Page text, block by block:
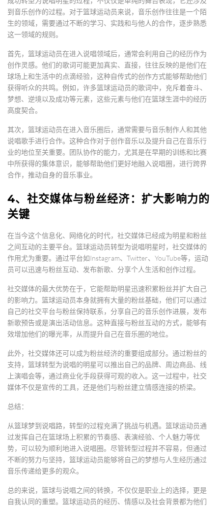
到音乐创作的过程。对于篮球运动员来说，音乐创作往往是一个陌
生的领域，需要通过不断的学习、实践和与他人的合作，逐步熟悉
这一领域的规则。
首先，篮球运动员在进入说唱领域后，通常会利用自己的经历作为
创作灵感。他们的歌词可能更加真实、直接，往往反映的是他们在
球场上和生活中的点滴经验，这种自传式的创作方式能够帮助他们
获得听众的共鸣。例如，许多篮球运动员的歌词中，充斥着奋斗、
梦想、逆境以及成功等元素，这些元素与他们在篮球生涯中的经历
高度契合。
其次，篮球运动员在进入音乐圈后，通常需要与音乐制作人和其他
说唱歌手进行合作。这种合作对于创作音乐以及提升自己在音乐行
业的地位至关重要。团队协作的能力，尤其是在早期的训练和比赛
中所获得的集体意识，能够帮助他们更好地融入说唱圈，进行跨界
合作，推动自身的音乐事业。
4、社交媒体与粉丝经济：扩大影响力的
关键
在当今这个信息化、网络化的时代，社交媒体已经成为明星和粉丝
之间互动的主要平台。篮球运动员转型为说唱明星时，社交媒体的
作用尤为重要。通过平台如Instagram、Twitter、YouTube等，运动
员可以迅速与粉丝互动、发布新歌、分享个人生活和创作过程。
社交媒体的最大优势在于，它能帮助明星迅速积累粉丝并扩大自己
的影响力。篮球运动员本身就拥有大量的粉丝基础，他们可以通过
自己的社交平台与粉丝保持联系，分享自己的音乐创作进展，发布
新歌预告或是演出活动信息。这种直接与粉丝互动的方式，能够有
效增加他们的曝光率，从而提升自己在音乐圈的地位。
此外，社交媒体还可以成为粉丝经济的重要组成部分。通过粉丝的
支持，篮球转型为说唱的明星可以推出自己的品牌、周边商品、线
上演唱会等，通过商业化手段获得可观的收入。这一过程中，社交
媒体不仅是宣传的工具，还是他们与粉丝建立情感连接的桥梁。
总结：
从篮球梦到说唱路，转型的过程充满了挑战与机遇。篮球运动员通
过发挥自己在篮球场上积累的节奏感、表演经验、个人魅力等优
势，可以较为顺利地进入说唱圈。尽管转型过程并不容易，但通过
不断的努力与坚持，篮球运动员能够将自己的梦想与人生经历通过
音乐传递给更多的观众。
总的来说，篮球与说唱之间的转换，不仅仅是职业上的选择，更是
自我认同的重塑。篮球运动员的经历、情感以及社会背景都为他们